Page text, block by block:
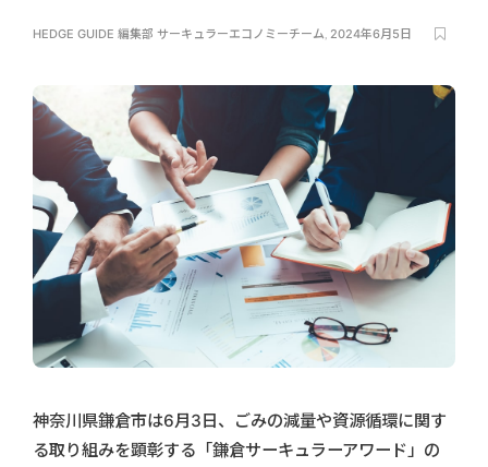
HEDGE GUIDE 編集部 サーキュラーエコノミーチーム, 2024年6月5日
神奈川県鎌倉市は6月3日、ごみの減量や資源循環に関す
る取り組みを顕彰する「鎌倉サーキュラーアワード」の